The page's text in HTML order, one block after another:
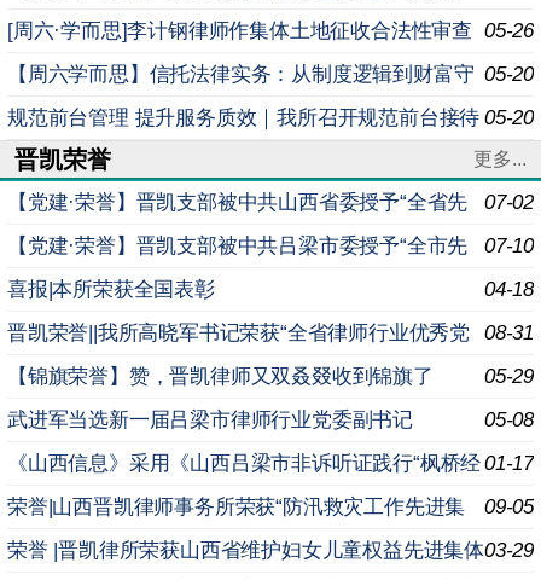
赔偿司法解释（二）实务要点深度解析进行专题分享 05-26
[周六·学而思]李计钢律师作集体土地征收合法性审查
实务专题分享
05-20
【周六学而思】信托法律实务：从制度逻辑到财富守
护
05-20
规范前台管理 提升服务质效｜我所召开规范前台接待
座谈会
晋凯荣誉 更多...
07-02
【党建·荣誉】晋凯支部被中共山西省委授予“全省先
进基层党组织”荣誉称号
07-10
【党建·荣誉】晋凯支部被中共吕梁市委授予“全市先
进基层党组织”荣誉称号
04-18
喜报|本所荣获全国表彰
08-31
晋凯荣誉||我所高晓军书记荣获“全省律师行业优秀党
务工作者”荣誉称号
05-29
【锦旗荣誉】赞，晋凯律师又双叒叕收到锦旗了
05-08
武进军当选新一届吕梁市律师行业党委副书记
01-17
《山西信息》采用《山西吕梁市非诉听证践行“枫桥经
验”以专业法律服务乡村治理维护农村稳定安定》信息条目
09-05
荣誉|山西晋凯律师事务所荣获“防汛救灾工作先进集
体”荣誉称号
03-29
荣誉 |晋凯律所荣获山西省维护妇女儿童权益先进集体